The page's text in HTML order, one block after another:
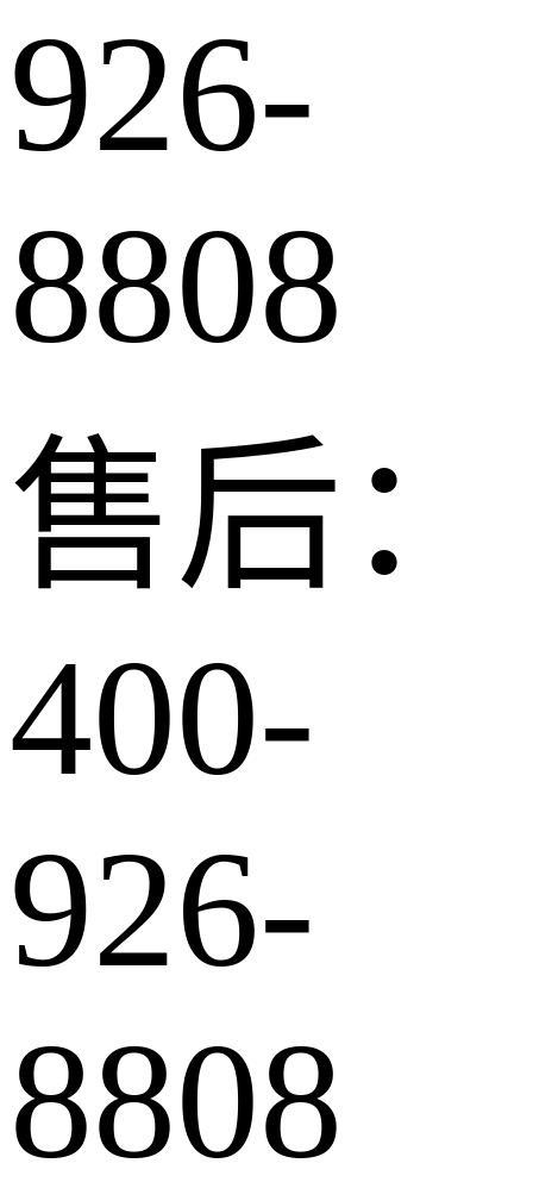
926-
8808
售后：
400-
926-
8808